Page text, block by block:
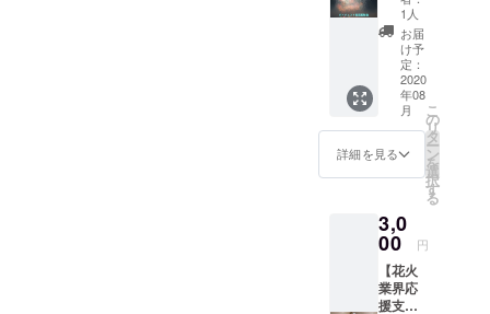
多い花
火業者
から発
注して
いきま
す。 ま
た必ず
発注は
します
合は繰
り上げ
となり
ます。
1口1票
合はま
とめて
購入が
お得で
す。
もちゃ
花火】
花火大
会のダ
イジェ
スト動
画を配
信！限
定URL
をリ
ターン
お届け
しま
す。 ま
た、ご
自宅で
楽しめ
1人
お届
け予
定：
2020
年08
月
詳細を見る
こ
の
リ
タ
ー
ン
を
選
択
す
る
3,0
00 円
【花火
業界応
援支援